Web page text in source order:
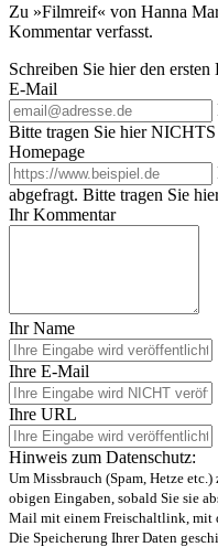
Zu »Filmreif« von Hanna
Kommentar verfasst.
Schreiben Sie hier den ersten
E-Mail
Bitte tragen Sie hier NICHTS
Homepage
abgefragt. Bitte tragen Sie
Ihr Kommentar
Ihr Name
Ihre E-Mail
Ihre URL
Hinweis zum Datenschutz:
Um Missbrauch (Spam, Hetze
obigen Eingaben, sobald Sie sie
Mail mit einem Freischaltlink, mit
Die Speicherung Ihrer Daten